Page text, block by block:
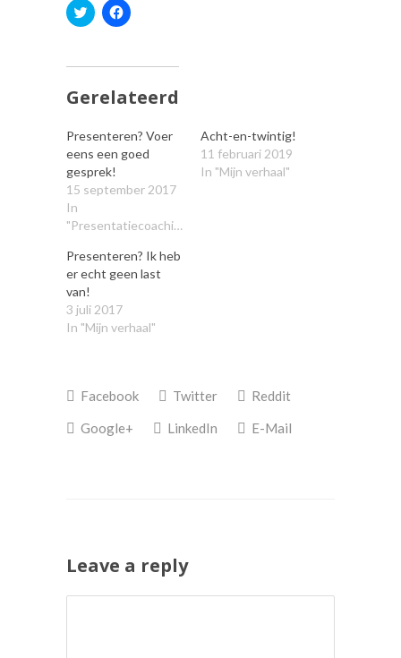
Klik
om
Twitter
in
een
geopend)
Klik
om
Facebook
in
een
geopend)
Gerelateerd
Presenteren? Voer
eens een goed
gesprek!
15 september 2017
In
"Presentatiecoaching"
Acht-en-twintig!
11 februari 2019
In "Mijn verhaal"
Presenteren? Ik heb
er echt geen last
van!
3 juli 2017
In "Mijn verhaal"
Facebook Twitter
Reddit
Google+
LinkedIn E-Mail
Leave a reply